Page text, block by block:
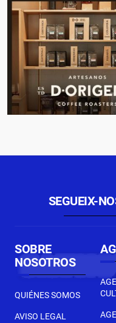
SEGUEIX-
SOBRE
NOSOTROS
QUIÉNES SOMOS
AVISO LEGAL